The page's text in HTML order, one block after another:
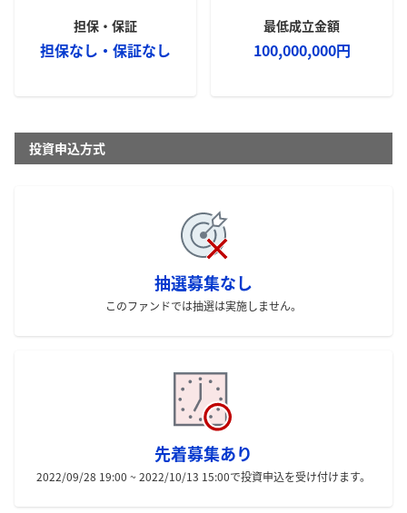
担保・保証
担保なし・保証なし
最低成立金額
100,000,000円
投資申込方式
抽選募集なし
このファンドでは抽選は実施しません。
先着募集あり
2022/09/28 19:00 ~ 2022/10/13 15:00で投資申込を受け付けます。